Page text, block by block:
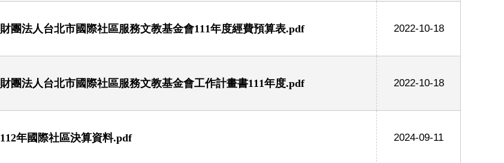
財團法人台北市國際社區服務文教基金會111年度經費預算表.pdf 2022-10-18
財團法人台北市國際社區服務文教基金會工作計畫書111年度.pdf 2022-10-18
112年國際社區決算資料.pdf 2024-09-11